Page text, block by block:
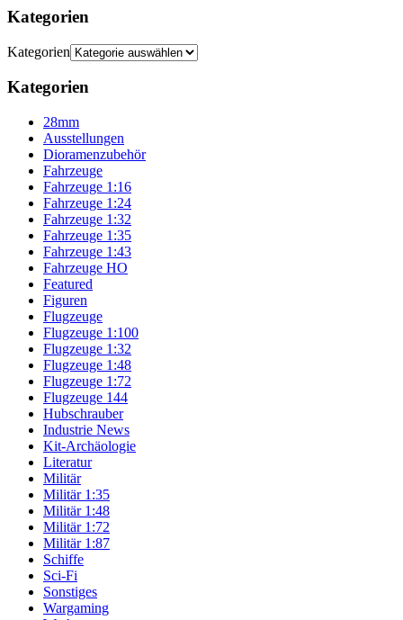
Kategorien
Kategorien
Kategorien
28mm
Ausstellungen
Dioramenzubehör
Fahrzeuge
Fahrzeuge 1:16
Fahrzeuge 1:24
Fahrzeuge 1:32
Fahrzeuge 1:35
Fahrzeuge 1:43
Fahrzeuge HO
Featured
Figuren
Flugzeuge
Flugzeuge 1:100
Flugzeuge 1:32
Flugzeuge 1:48
Flugzeuge 1:72
Flugzeuge 144
Hubschrauber
Industrie News
Kit-Archäologie
Literatur
Militär
Militär 1:35
Militär 1:48
Militär 1:72
Militär 1:87
Schiffe
Sci-Fi
Sonstiges
Wargaming